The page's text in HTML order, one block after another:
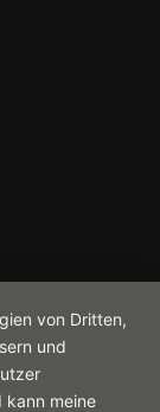
von Dritten,
und
kann meine